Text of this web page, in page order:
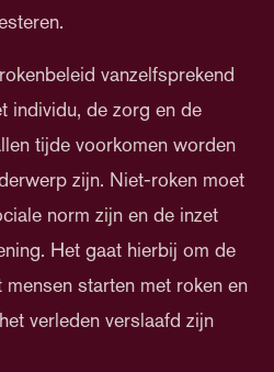
vanzelfsprekend
individu, de zorg en de
tijde voorkomen worden
zijn. Niet-roken moet
norm zijn en de inzet
Het gaat hierbij om de
starten met roken en
verleden verslaafd zijn